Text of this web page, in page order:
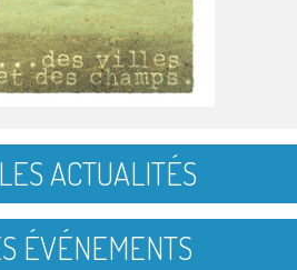
ACTUALITÉS
ÉVÉNEMENTS